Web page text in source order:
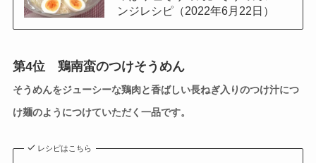
ンジレシピ（2022年6月22日）
第4位 鶏南蛮のつけそうめん
そうめんをジューシーな鶏肉と香ばしい長ねぎ入りのつけ汁につ
け麺のようにつけていただく一品です。
レシピはこちら